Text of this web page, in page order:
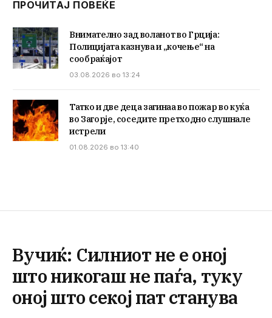
ПРОЧИТАЈ ПОВЕЌЕ
Внимателно зад воланот во Грција:
Полицијата казнува и „кочење“ на
сообраќајот
03.08.2026 во 13:24
Татко и две деца загинаа во пожар во куќа
во Загорје, соседите претходно слушнале
истрели
01.08.2026 во 13:40
Вучиќ: Силниот не е оној
што никогаш не паѓа, туку
оној што секој пат станува